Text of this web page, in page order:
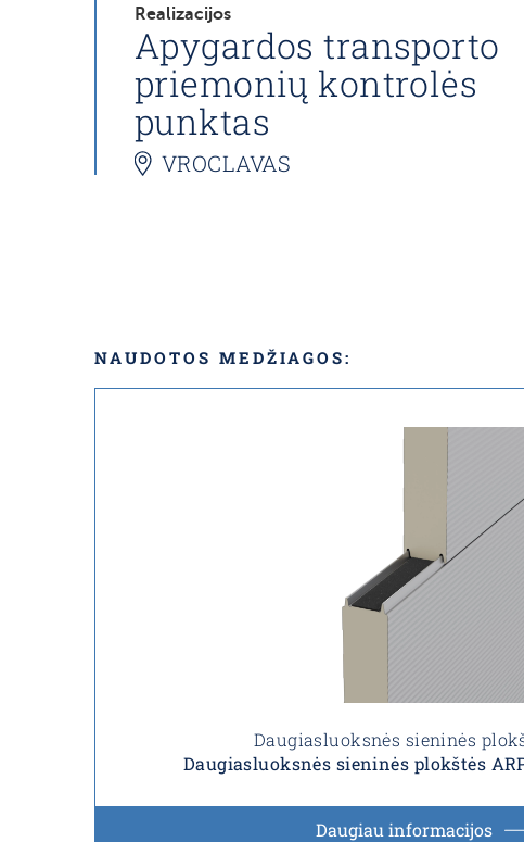
Realizacijos
Apygardos transporto
priemonių kontrolės
punktas
VROCLAVAS
NAUDOTOS MEDŽIAGOS:
Daugiasluoksnės sieninės
Daugiasluoksnės sieninės plokštės
Daugiau informacijos